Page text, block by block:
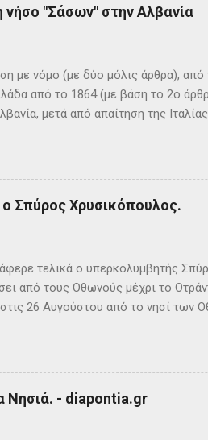
, στο οποίο υπήρχε έντονη
"Σάσων" στην Αλβανία
με νόμο (με δύο μόλις άρθρα), από
από το 1864 (με βάση το 2ο
μετά από απαίτηση της
Sazan ή Sazani και η ιταλική της
Ο Πολύβιος την αναφέρει σε ένα
Σπύρος Χρυσικόπουλος.
τελικά ο υπερκολυμβητής
από τους Οθωνούς μέχρι το
26 Αυγούστου από το νησί των
μεδουσών τον έβαλε στόχο, η
👉 Ακολουθήστε μας στο
Νησιά. - diapontia.gr